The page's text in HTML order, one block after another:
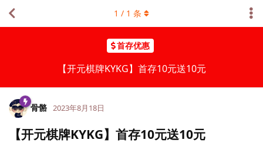
首存优惠
【开元棋牌KYKG】首存10元送10元
1 / 1 条
骨骼 2023年8月18日
【开元棋牌KYKG】首存10元送10元